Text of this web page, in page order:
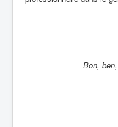
Bon,